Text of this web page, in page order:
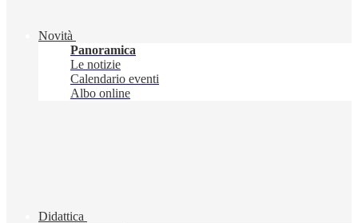
Novità
Panoramica
Le notizie
Calendario eventi
Albo online
Didattica